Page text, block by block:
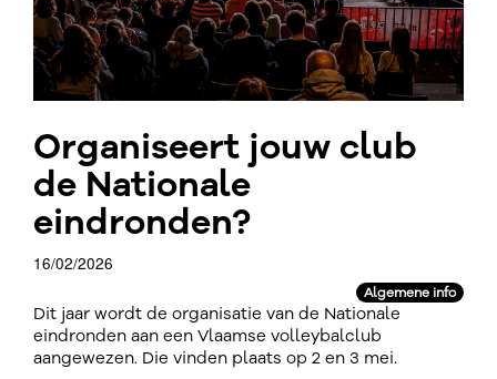
Organiseert jouw club
de Nationale
eindronden?
16/02/2026
Algemene info
Dit jaar wordt de organisatie van de Nationale
eindronden aan een Vlaamse volleybalclub
aangewezen. Die vinden plaats op 2 en 3 mei.